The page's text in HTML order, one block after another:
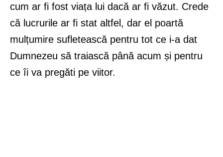
cum ar fi fost viața lui dacă ar fi văzut. Crede
că lucrurile ar fi stat altfel, dar el poartă
mulțumire sufletească pentru tot ce i-a dat
Dumnezeu să traiască până acum și pentru
ce îi va pregăti pe viitor.